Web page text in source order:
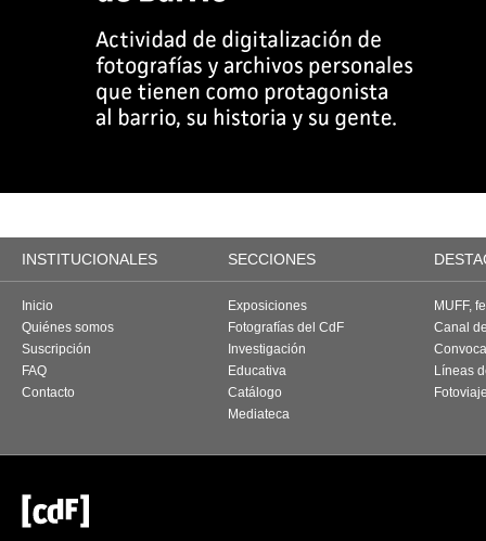
INSTITUCIONALES SECCIONES
Inicio
Quiénes somos
Suscripción
FAQ
Contacto
Exposiciones
Fotografías del CdF
Investigación
Educativa
Catálogo
Mediateca
MUFF,
Canal
Líneas